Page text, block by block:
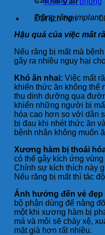
Đặt lịch hẹn
Trồng răng implant
Hậu quả của việc mất
Nếu răng bị mất mà
gây ra nhiều nguy hại
Khó ăn nhai: Việc mất
khiến thức ăn không thể
thụ dinh dưỡng qua
khiến những người bị
hóa cao hơn so với dân
bị đau khi nhét thức ăn
bệnh nhân không muốn
Xương hàm bị thoái
có thể gây kích ứng
Chính sự kích thích này
Nếu răng bị mất thì tác
Ảnh hưởng đến vẻ đẹp
bộ phận dùng để nâng
một khi xương hàm bị
má và môi sẽ chảy xệ,
mặt già hơn rất nhiều.